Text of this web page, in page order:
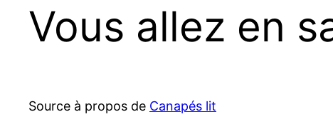
Vous allez en
Source à propos de Canapés lit